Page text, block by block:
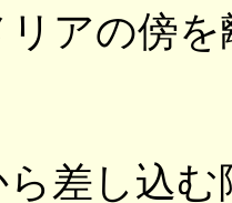
リアの傍
差し込